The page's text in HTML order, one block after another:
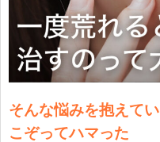
そんな悩みを抱えて
こぞってハマった